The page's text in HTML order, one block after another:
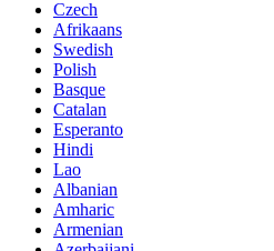
Czech
Afrikaans
Swedish
Polish
Basque
Catalan
Esperanto
Hindi
Lao
Albanian
Amharic
Armenian